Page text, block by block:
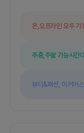
온,오프라인 모두 가
주중,주말 가능시간
뷰티&패션, 이커머스,